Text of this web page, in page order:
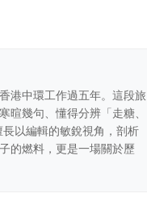
港中環工作過五年。這段旅
暄幾句、懂得分辨「走糖、
以編輯的敏銳視角，剖析
的燃料，更是一場關於歷